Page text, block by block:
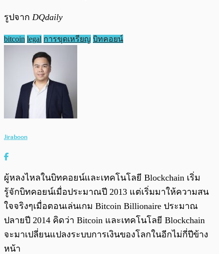
รูปจาก DQdaily
bitcoin legal การขุดเหรียญ บิทคอยน์
Jiraboon
ผู้หลงไหลในบิทคอยน์และเทคโนโลยี Blockchain เริ่ม
รู้จักบิทคอยน์เมื่อประมาณปี 2013 แต่เริ่มมาให้ความสน
ใจจริงๆเมื่อตอนเล่นเกม Bitcoin Billionaire ประมาณ
ปลายปี 2014 คิดว่า Bitcoin และเทคโนโลยี Blockchain
จะมาเปลี่ยนแปลงระบบการเงินของโลกในอีกไม่กี่ปีข้าง
หน้า